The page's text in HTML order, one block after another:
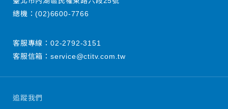
追蹤我們
總機：(02)6600-7766
客服專線： 02-2792-3151
客服信箱： service@ctitv.com.tw